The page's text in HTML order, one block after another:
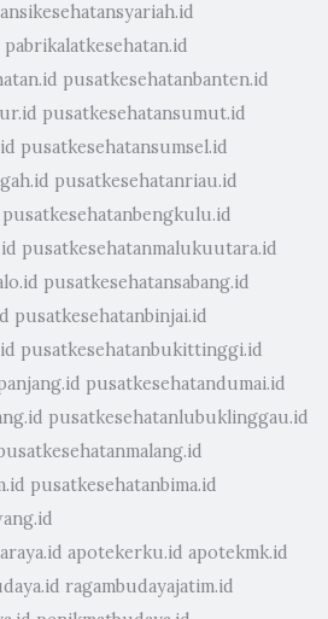
pabrikalatkesehatan.id
pusatkesehatanbanten.id
pusatkesehatansumut.id
pusatkesehatansumsel.id
pusatkesehatanriau.id
pusatkesehatanbengkulu.id
pusatkesehatanmalukuutara.id
pusatkesehatansabang.id
pusatkesehatanbinjai.id
pusatkesehatanbukittinggi.id
pusatkesehatandumai.id
pusatkesehatanlubuklinggau.id
pusatkesehatanbima.id
apotekerku.id apotekmk.id
ragambudayajatim.id